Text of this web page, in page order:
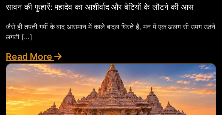
सावन की फुहारें: महादेव का आशीर्वाद और बेटियों के लौटने की आस
जैसे ही तपती गर्मी के बाद आसमान में काले बादल घिरते हैं, मन में एक अलग सी उमंग उठने
लगती […]
Read More